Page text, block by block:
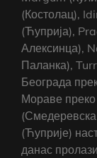
(Костолац),
(Ћуприја),
Алексинца),
Паланка),
Београда
Мораве
(Ћуприје)
данас